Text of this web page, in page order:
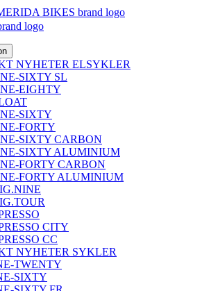
NYHETER ELSYKLER
SIXTY SL
EIGHTY
SIXTY
FORTY
SIXTY CARBON
SIXTY ALUMINIUM
FORTY CARBON
FORTY ALUMINIUM
CITY
CC
NYHETER SYKLER
TWENTY
SIXTY